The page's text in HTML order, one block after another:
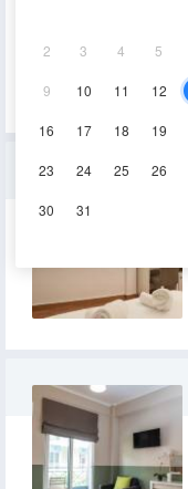
2 3 4 5
9 10 11 12
16 17 18 19
23 24 25 26
30 31